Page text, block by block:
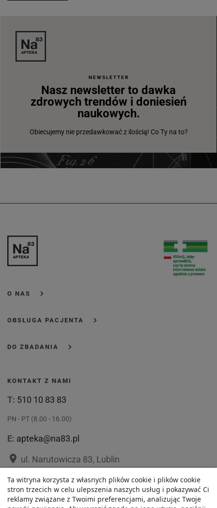
NEWSLETTER
Nasz newsletter to dawka
zdrowych trendów i doniesień
naukowych.
Obiecujemy nie przedawkować z ilością! Co Ty na to?
O NAS
OBSŁUGA PACJENTA
DO ZBADANIA
KONTAKT Z NAMI
T: 510 10 83 83
PN - PT (8.00 - 16.00)
E: apteka@na83.pl
place ul. Narutowicza 83, Lublin
placeul. 1 Maja 36, Lublin
Ta witryna korzysta z własnych plików cookie i plików cookie
stron trzecich w celu ulepszenia naszych usług i pokazywać Ci
reklamy związane z Twoimi preferencjami, analizując Twoje